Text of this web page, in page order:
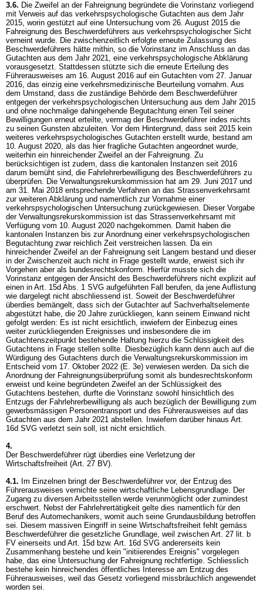
3.6. Die Zweifel an der Fahreignung begründete die Vorinstanz vorliegend
mit Verweis auf das verkehrspsychologische Gutachten aus dem Jahr
2015, worin gestützt auf eine Untersuchung vom 26. August 2015 die
Fahreignung des Beschwerdeführers aus verkehrspsychologischer Sicht
verneint wurde. Die zwischenzeitlich erfolgte erneute Zulassung des
Beschwerdeführers hätte mithin, so die Vorinstanz im Anschluss an das
Gutachten aus dem Jahr 2021, eine verkehrspsychologische Abklärung
vorausgesetzt. Stattdessen stützte sich die erneute Erteilung des
Führerausweises am 16. August 2016 auf ein Gutachten vom 27. Januar
2016, das einzig eine verkehrsmedizinische Beurteilung vornahm. Aus
dem Umstand, dass die zuständige Behörde dem Beschwerdeführer
entgegen der verkehrspsychologischen Untersuchung aus dem Jahr 2015
und ohne nochmalige dahingehende Begutachtung einen Teil seiner
Bewilligungen erneut erteilte, vermag der Beschwerdeführer indes nichts
zu seinen Gunsten abzuleiten. Vor dem Hintergrund, dass seit 2015 kein
weiteres verkehrspsychologisches Gutachten erstellt wurde, bestand am
10. August 2020, als das hier fragliche Gutachten angeordnet wurde,
weiterhin ein hinreichender Zweifel an der Fahreignung. Zu
berücksichtigen ist zudem, dass die kantonalen Instanzen seit 2016
darum bemüht sind, die Fahrlehrerbewilligung des Beschwerdeführers zu
überprüfen. Die Verwaltungsrekurskommission hat am 29. Juni 2017 und
am 31. Mai 2018 entsprechende Verfahren an das Strassenverkehrsamt
zur weiteren Abklärung und namentlich zur Vornahme einer
verkehrspsychologischen Untersuchung zurückgewiesen. Dieser Vorgabe
der Verwaltungsrekurskommission ist das Strassenverkehrsamt mit
Verfügung vom 10. August 2020 nachgekommen. Damit haben die
kantonalen Instanzen bis zur Anordnung einer verkehrspsychologischen
Begutachtung zwar reichlich Zeit verstreichen lassen. Da ein
hinreichender Zweifel an der Fahreignung seit Langem bestand und dieser
in der Zwischenzeit auch nicht in Frage gestellt wurde, erweist sich ihr
Vorgehen aber als bundesrechtskonform. Hierfür musste sich die
Vorinstanz entgegen der Ansicht des Beschwerdeführers nicht explizit auf
einen in Art. 15d Abs. 1 SVG aufgeführten Fall berufen, da jene Auflistung
wie dargelegt nicht abschliessend ist. Soweit der Beschwerdeführer
überdies bemängelt, dass sich der Gutachter auf Sachverhaltselemente
abgestützt habe, die 20 Jahre zurückliegen, kann seinem Einwand nicht
gefolgt werden: Es ist nicht ersichtlich, inwiefern der Einbezug eines
weiter zurückliegenden Ereignisses und insbesondere die im
Gutachtenszeitpunkt bestehende Haltung hierzu die Schlüssigkeit des
Gutachtens in Frage stellen sollte. Diesbezüglich kann denn auch auf die
Würdigung des Gutachtens durch die Verwaltungsrekurskommission im
Entscheid vom 17. Oktober 2022 (E. 3e) verwiesen werden. Da sich die
Anordnung der Fahreignungsüberprüfung somit als bundesrechtskonform
erweist und keine begründeten Zweifel an der Schlüssigkeit des
Gutachtens bestehen, durfte die Vorinstanz sowohl hinsichtlich des
Entzugs der Fahrlehrerbewilligung als auch bezüglich der Bewilligung zum
gewerbsmässigen Personentransport und des Führerausweises auf das
Gutachten aus dem Jahr 2021 abstellen. Inwiefern darüber hinaus Art.
16d SVG verletzt sein soll, ist nicht ersichtlich.
4.
Der Beschwerdeführer rügt überdies eine Verletzung der
Wirtschaftsfreiheit (Art. 27 BV).
4.1. Im Einzelnen bringt der Beschwerdeführer vor, der Entzug des
Führerausweises vernichte seine wirtschaftliche Lebensgrundlage. Der
Zugang zu diversen Arbeitsstellen werde verunmöglicht oder zumindest
erschwert. Nebst der Fahrlehrertätigkeit gelte dies namentlich für den
Beruf des Automechanikers, womit auch seine Grundausbildung betroffen
sei. Diesem massiven Eingriff in seine Wirtschaftsfreiheit fehlt gemäss
Beschwerdeführer die gesetzliche Grundlage, weil zwischen Art. 27 lit. b
FV einerseits und Art. 15d bzw. Art. 16d SVG andererseits kein
Zusammenhang bestehe und kein "initiierendes Ereignis" vorgelegen
habe, das eine Untersuchung der Fahreignung rechtfertige. Schliesslich
bestehe kein hinreichendes öffentliches Interesse am Entzug des
Führerausweises, weil das Gesetz vorliegend missbräuchlich angewendet
worden sei.